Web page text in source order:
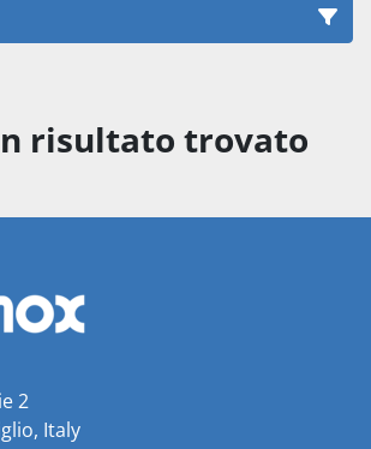
Ordina per
risultato trovato
2
Italy